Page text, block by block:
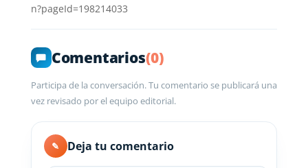
n?pageId=198214033
Comentarios(0)
Participa de la conversación. Tu comentario se publicará una
vez revisado por el equipo editorial.
✎ Deja tu comentario